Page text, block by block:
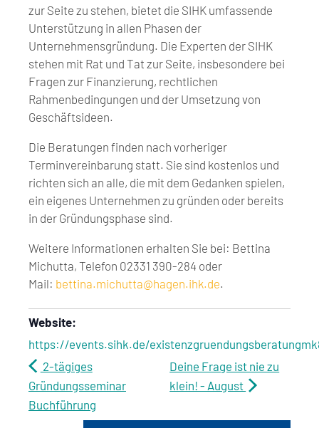
zur Seite zu stehen, bietet die SIHK umfassende
Unterstützung in allen Phasen der
Unternehmensgründung. Die Experten der SIHK
stehen mit Rat und Tat zur Seite, insbesondere bei
Fragen zur Finanzierung, rechtlichen
Rahmenbedingungen und der Umsetzung von
Geschäftsideen.
Die Beratungen finden nach vorheriger
Terminvereinbarung statt. Sie sind kostenlos und
richten sich an alle, die mit dem Gedanken spielen,
ein eigenes Unternehmen zu gründen oder bereits
in der Gründungsphase sind.
Weitere Informationen erhalten Sie bei: Bettina
Michutta, Telefon 02331 390-284 oder
Mail: bettina.michutta@hagen.ihk.de.
Website:
https://events.sihk.de/
2-tägiges
Gründungsseminar
Buchführung
Deine Frage ist nie zu
klein! - August